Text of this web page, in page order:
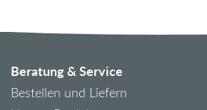
Beratung & Service
Bestellen und Liefern